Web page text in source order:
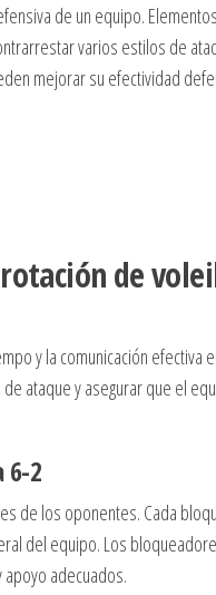
de un equipo.
varios estilos de
mejorar su efectividad
de
y la comunicación efectiva
ataque y asegurar que el
6-2
de los oponentes. Cada
del equipo. Los
adecuados.